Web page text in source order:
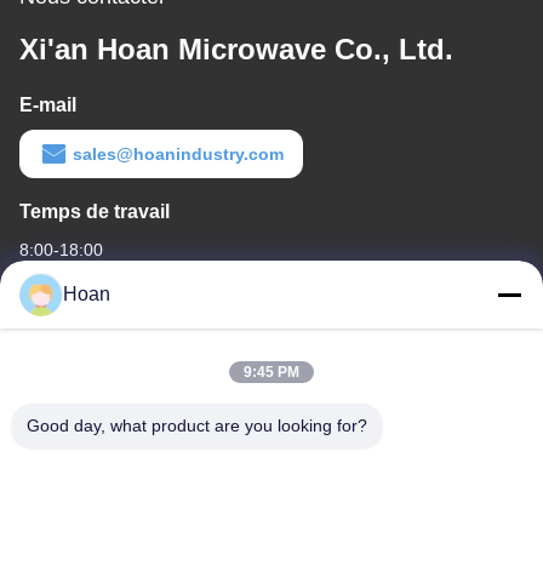
Xi'an Hoan Microwave Co., Ltd.
E-mail
sales@hoanindustry.com
Temps de travail
8:00-18:00
Notre adresse
F7, bâtiment 2, parc industriel Xinkai, rue Jinye 2, zone de haute
Hoan
9:45 PM
Good day, what product are you looking for?